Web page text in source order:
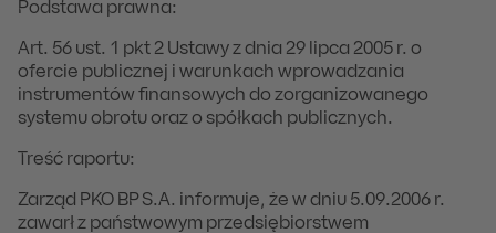
Podstawa prawna:
Art. 56 ust. 1 pkt 2 Ustawy z dnia 29 lipca 2005 r. o
ofercie publicznej i warunkach wprowadzania
instrumentów finansowych do zorganizowanego
systemu obrotu oraz o spółkach publicznych.
Treść raportu:
Zarząd PKO BP S.A. informuje, że w dniu 5.09.2006 r.
zawarł z państwowym przedsiębiorstwem